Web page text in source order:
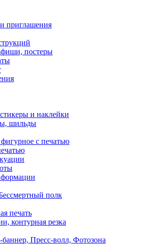
приглашения
постеры
и наклейки
шильды
с печатью
полк
печать
контурная резка
Пресс-волл, Фотозона